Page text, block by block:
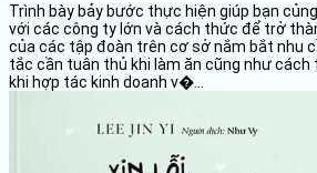
Trình bày bảy bước thực hiện giúp bạn
với các công ty lớn và cách thức để trở
của các tập đoàn trên cơ sở nắm bắt nhu
tắc cần tuân thủ khi làm ăn cũng như
khi hợp tác kinh doanh v�...